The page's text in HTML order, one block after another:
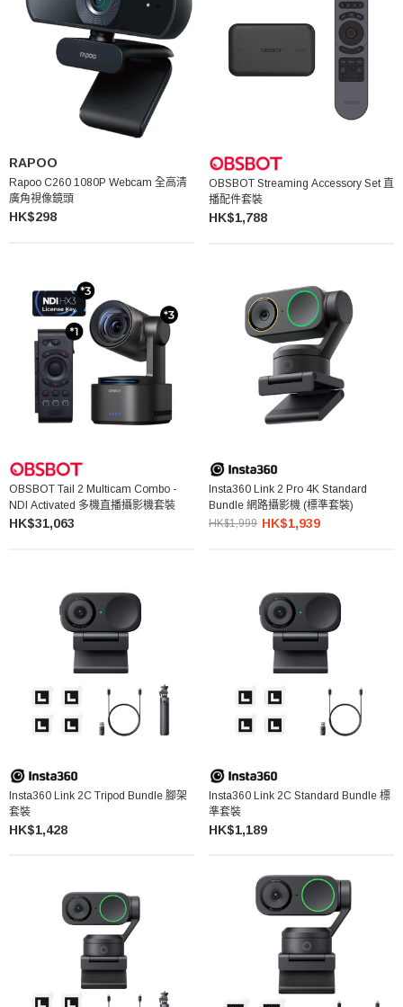
RAPOO
Rapoo C260 1080P Webcam 全高清
廣角視像鏡頭
HK$298
OBSBOT Streaming Accessory Set 直
播配件套裝
HK$1,788
OBSBOT Tail 2 Multicam Combo -
NDI Activated 多機直播攝影機套裝
HK$31,063
Insta360 Link 2 Pro 4K Standard
Bundle 網路攝影機 (標準套裝)
HK$1,999 HK$1,939
Insta360 Link 2C Tripod Bundle 腳架
套裝
HK$1,428
Insta360 Link 2C Standard Bundle 標
準套裝
HK$1,189